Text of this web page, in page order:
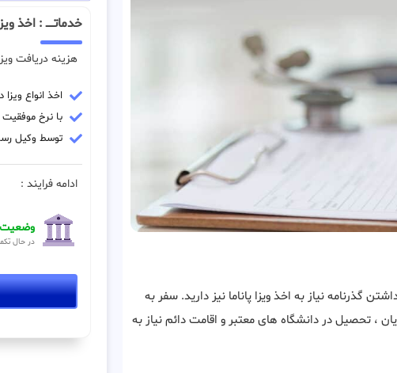
گذرنامه نیاز به اخذ ویزا پاناما نیز دارید. سفر به
، تحصیل در دانشگاه های معتبر و اقامت دائم نیاز به
خدماتـــــ : اخذ
هزینه دریافت
اخذ انواع
با نرخ موفقیت
توسط وکیل
ادامه فرایند :
وضعیت
در حال